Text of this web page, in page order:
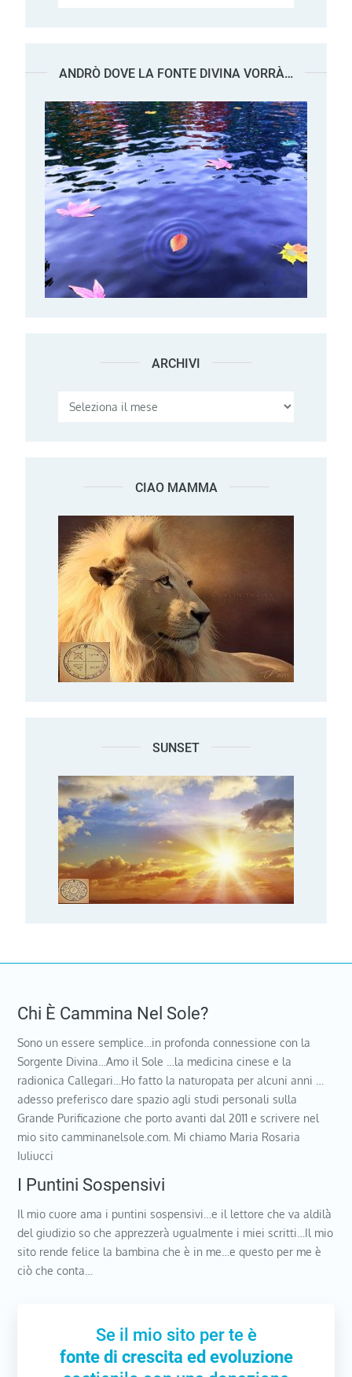
ANDRÒ DOVE LA FONTE DIVINA VORRÀ…
ARCHIVI Archivi
CIAO MAMMA
SUNSET
Chi È Cammina Nel Sole?
Sono un essere semplice…in profonda connessione con la
Sorgente Divina…Amo il Sole …la medicina cinese e la
radionica Callegari…Ho fatto la naturopata per alcuni anni …
adesso preferisco dare spazio agli studi personali sulla
Grande Purificazione che porto avanti dal 2011 e scrivere nel
mio sito camminanelsole.com. Mi chiamo Maria Rosaria
Iuliucci
I Puntini Sospensivi
Il mio cuore ama i puntini sospensivi…e il lettore che va aldilà
del giudizio so che apprezzerà ugualmente i miei scritti…Il mio
sito rende felice la bambina che è in me…e questo per me è
ciò che conta…
Se il mio sito per te è
fonte di crescita ed evoluzione